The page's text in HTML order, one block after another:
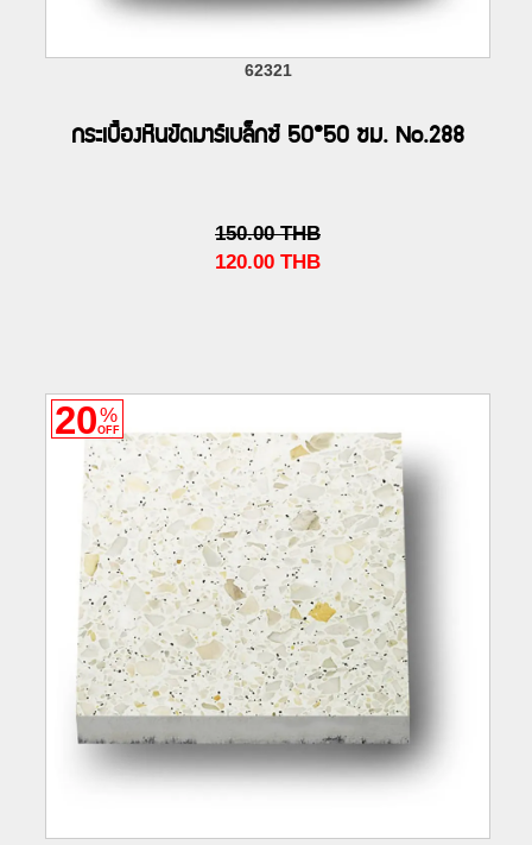
62321
กระเบื้องหินขัดมาร์เบล็กซ์ 50*50 ซม. No.288
150.00 THB
120.00 THB
20%
OFF